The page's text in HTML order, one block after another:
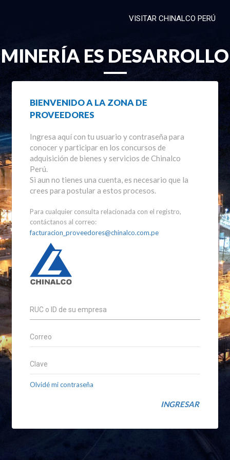
VISITAR CHINALCO PERÚ
MINERÍA ES DESARROLLO
BIENVENIDO A LA ZONA DE
PROVEEDORES
Ingresa aquí con tu usuario y contraseña para
conocer y participar en los concursos de
adquisición de bienes y servicios de Chinalco
Perú.
Si aun no tienes una cuenta, es necesario que la
crees para postular a estos procesos.
Para cualquier consulta relacionada con el registro,
contáctanos al correo:
facturacion_proveedores@chinalco.com.pe
Olvidé mi contraseña
INGRESAR